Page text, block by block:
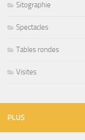
Sitographie
Spectacles
Tables rondes
Visites
PLUS